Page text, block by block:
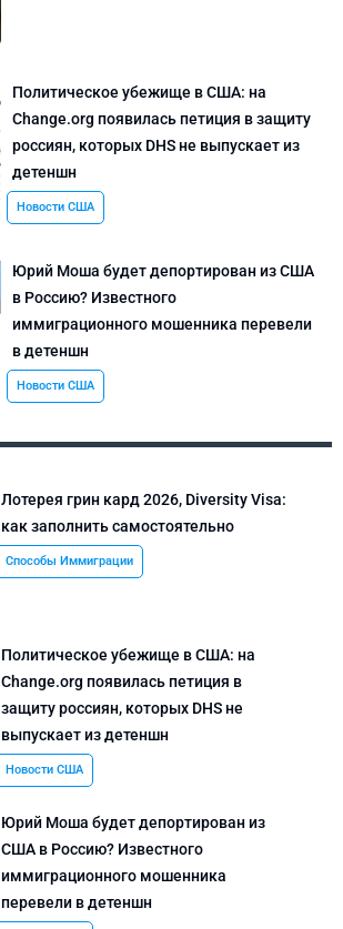
Политическое убежище в США: на
Change.org появилась петиция в защиту
россиян, которых DHS не выпускает из
детеншн
Новости США
Юрий Моша будет депортирован из США
в Россию? Известного
иммиграционного мошенника перевели
в детеншн
Новости США
Лотерея грин кард 2026, Diversity Visa:
как заполнить самостоятельно
Способы Иммиграции
Политическое убежище в США: на
Change.org появилась петиция в
защиту россиян, которых DHS не
выпускает из детеншн
Новости США
Юрий Моша будет депортирован из
США в Россию? Известного
иммиграционного мошенника
перевели в детеншн